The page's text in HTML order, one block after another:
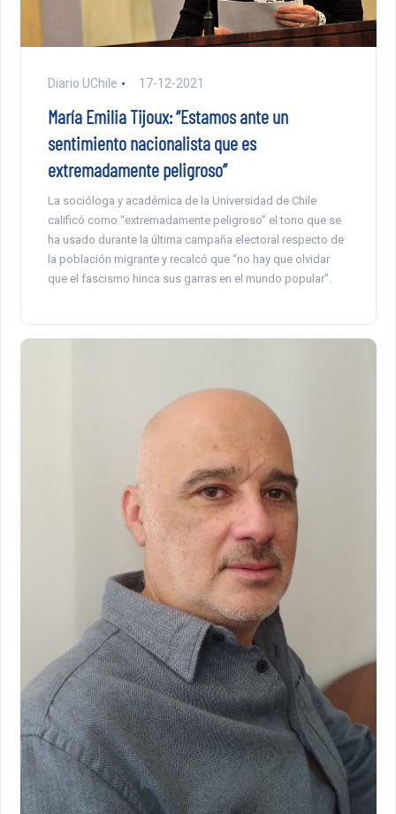
Diario UChile 17-12-2021
María Emilia Tijoux: “Estamos ante un
sentimiento nacionalista que es
extremadamente peligroso”
La socióloga y académica de la Universidad de Chile
calificó como “extremadamente peligroso” el tono que se
ha usado durante la última campaña electoral respecto de
la población migrante y recalcó que “no hay que olvidar
que el fascismo hinca sus garras en el mundo popular”.